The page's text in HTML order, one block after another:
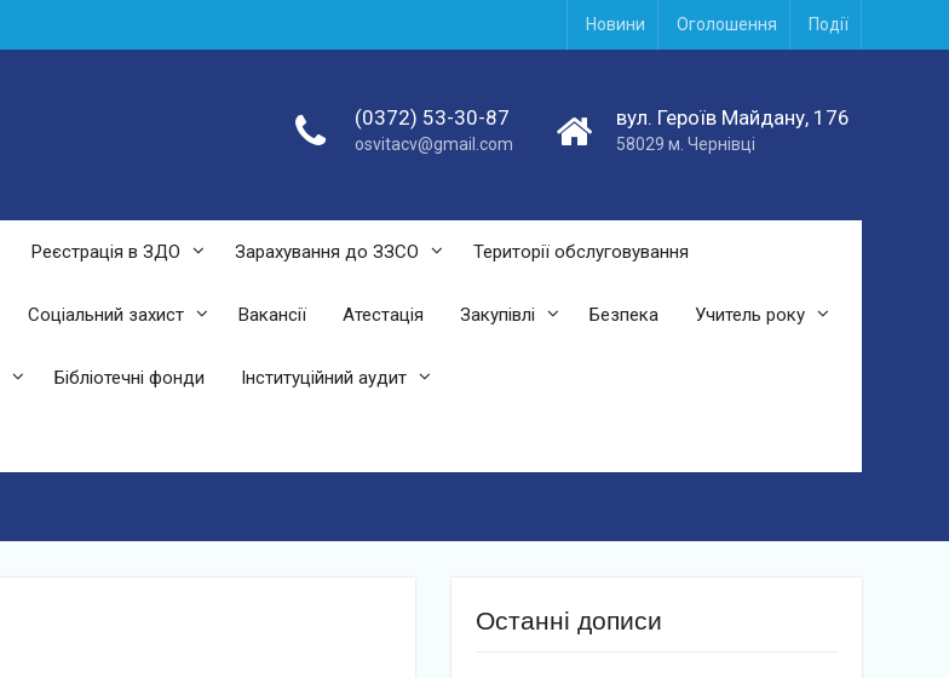
Новини Оголошення Події
(0372) 53-30-87
osvitacv@gmail.com
вул. Героїв Майдану, 176
58029 м. Чернівці
Реєстрація в ЗДО Зарахування до ЗЗСО Території обслуговування
Соціальний захист Вакансії Атестація Закупівлі Безпека Учитель року
Бібліотечні фонди Інституційний аудит
Останні дописи